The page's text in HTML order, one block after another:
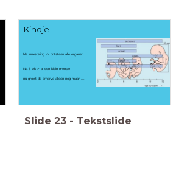
Kindje
Na innesteling -> ontstaan alle organen
Na 8 wk-> al een klein mensje
nu groeit de embryo alleen nog maar ...
Slide 23 - Tekstslide